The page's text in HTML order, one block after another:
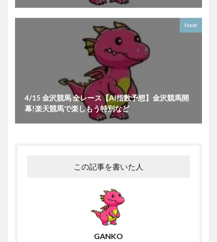
Next
4/15 金沢競馬 全レース【AI指数予想】金沢競馬開
幕!楽天競馬で楽しもう特別など
この記事を書いた人
GANKO